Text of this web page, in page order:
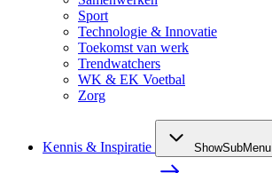
Sport
Technologie & Innovatie
Toekomst van werk
Trendwatchers
WK & EK Voetbal
Zorg
Kennis & Inspiratie ShowSubMenu